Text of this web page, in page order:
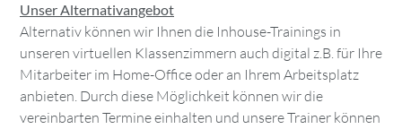
Unser Alternativangebot
Alternativ können wir Ihnen die Inhouse-Trainings in
unseren virtuellen Klassenzimmern auch digital z.B. für Ihre
Mitarbeiter im Home-Office oder an Ihrem Arbeitsplatz
anbieten. Durch diese Möglichkeit können wir die
vereinbarten Termine einhalten und unsere Trainer können